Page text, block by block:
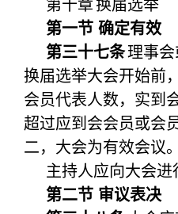
第十章换届选举
第一节 确定有效
第三十七条理事
换届选举大会开始前
会员代表人数，实到
超过应到会会员或会
二，大会为有效会议。
主持人应向大会进
第二节 审议表决